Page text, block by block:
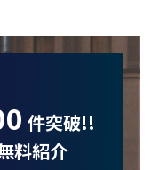
件突破!!
料紹介